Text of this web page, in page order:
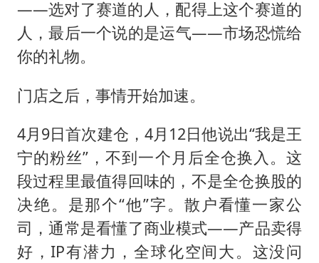
——选对了赛道的人，配得上这个赛道的
人，最后一个说的是运气——市场恐慌给
你的礼物。
门店之后，事情开始加速。
4月9日首次建仓，4月12日他说出“我是王
宁的粉丝”，不到一个月后全仓换入。这
段过程里最值得回味的，不是全仓换股的
决绝。是那个“他”字。散户看懂一家公
司，通常是看懂了商业模式——产品卖得
好，IP有潜力，全球化空间大。这没问